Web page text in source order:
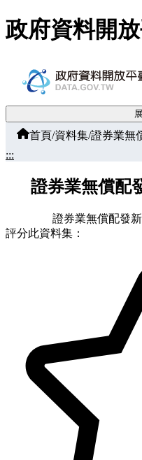
跳至主要內容
政府資料開
首頁/資料集/證券業無
:::
證券業無償配
證券業無償配發
評分此資料集：